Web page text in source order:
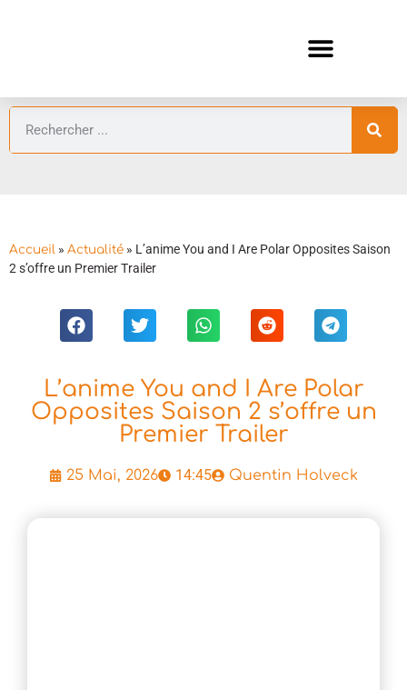
Accueil » Actualité » L’anime You and I Are Polar Opposites Saison
2 s’offre un Premier Trailer
L’anime You and I Are Polar
Opposites Saison 2 s’offre un
Premier Trailer
25 Mai, 2026 14:45 Quentin Holveck